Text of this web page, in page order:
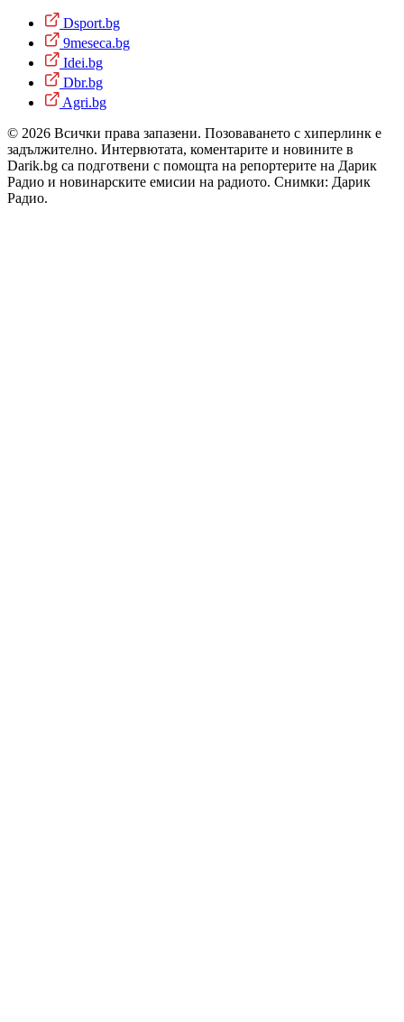
Dsport.bg
9meseca.bg
Idei.bg
Dbr.bg
Agri.bg
© 2026 Всички права запазени. Позоваването с хиперлинк е
задължително. Интервютата, коментарите и новините в
Darik.bg са подготвени с помощта на репортерите на Дарик
Радио и новинарските емисии на радиото. Снимки: Дарик
Радио.